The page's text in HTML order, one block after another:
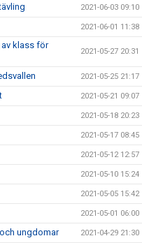
2021-06-03 09:10
2021-06-01 11:38
klass för
2021-05-27 20:31
2021-05-25 21:17
2021-05-21 09:07
2021-05-18 20:23
2021-05-17 08:45
2021-05-12 12:57
2021-05-10 15:24
2021-05-05 15:42
2021-05-01 06:00
ungdomar 2021-04-29 21:30